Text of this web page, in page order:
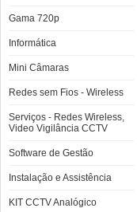
Gama 720p
Informática
Mini Câmaras
Redes sem Fios - Wireless
Serviços - Redes Wireless,
Video Vigilância CCTV
Software de Gestão
Instalação e Assistência
KIT CCTV Analógico